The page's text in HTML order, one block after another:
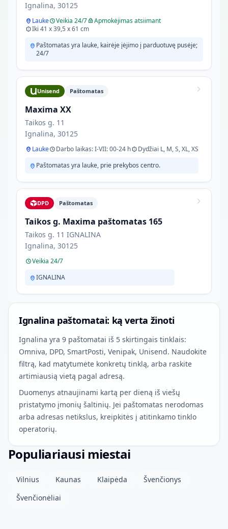
Ignalina, 30125
Lauke Veikia 24/7
Apmokėjimas atsiimant
Iki 41 x 39,5 x 61 cm
Paštomatas yra lauke, kairėje įėjimo į parduotuvę pusėje;
24/7
Unisend Paštomatas
Maxima XX
Taikos g. 11
Ignalina, 30125
Lauke Darbo laikas: I-VII: 00-24 h
Dydžiai L, M, S, XL, XS
Paštomatas yra lauke, prie prekybos centro.
DPD Paštomatas
Taikos g. Maxima paštomatas 165
Taikos g. 11 IGNALINA
Ignalina, 30125
Veikia 24/7
IGNALINA
Ignalina paštomatai: ką verta žinoti
Ignalina yra 9 paštomatai iš 5 skirtingais tinklais:
Omniva, DPD, SmartPosti, Venipak, Unisend. Naudokite
filtrą, kad matytumėte konkretų tinklą, arba raskite
artimiausią vietą pagal adresą.
Duomenys atnaujinami kartą per dieną iš viešų
pristatymo įmonių šaltinių. Jei paštomatas nerodomas
arba adresas netikslus, kreipkitės į atitinkamo tinklo
operatorių.
Populiariausi miestai
Vilnius Kaunas Klaipėda
Švenčionys
Švenčionėliai